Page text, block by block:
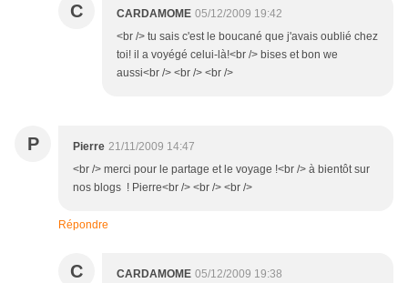
C CARDAMOME 05/12/2009 19:42
<br /> tu sais c'est le boucané que j'avais oublié chez
toi! il a voyégé celui-là!<br /> bises et bon we
aussi<br /> <br /> <br />
P Pierre 21/11/2009 14:47
<br /> merci pour le partage et le voyage !<br /> à bientôt sur
nos blogs ! Pierre<br /> <br /> <br />
Répondre
C CARDAMOME 05/12/2009 19:38